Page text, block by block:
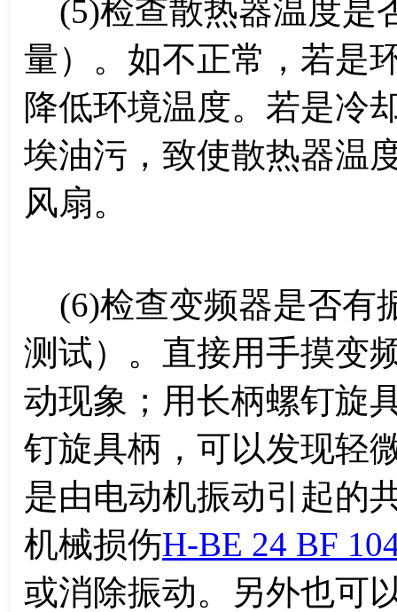
(5)检查散热器温度是
量）。如不正常，若是
降低环境温度。若是冷
埃油污，致使散热器温
风扇。
(6)检查变频器是否有
测试）。直接用手摸变
动现象；用长柄螺钉旋
钉旋具柄，可以发现轻
是由电动机振动引起的
机械损伤H-BE 24 BF
或消除振动。另外也可